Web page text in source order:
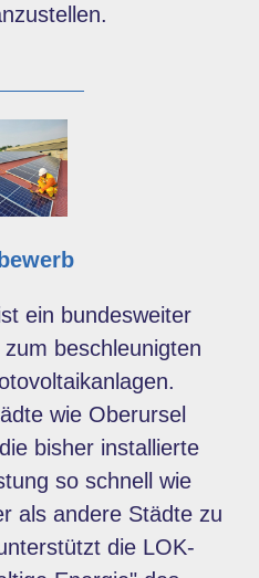
ein bundesweiter
beschleunigten
wie Oberursel
bisher installierte
so schnell wie
als andere Städte zu
die LOK-